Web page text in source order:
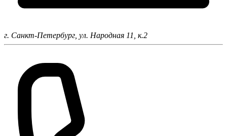
г. Санкт-Петербург, ул. Народная 11, к.2